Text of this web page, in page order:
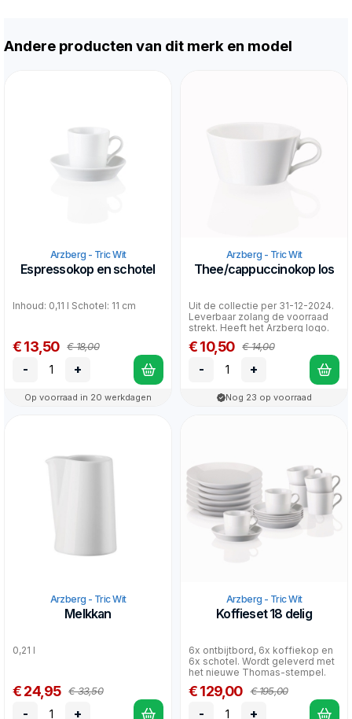
Andere producten van dit merk en model
Arzberg - Tric Wit
Espressokop en schotel
Inhoud: 0,11 l Schotel: 11 cm
€ 13,50 € 18,00
- +
Op voorraad in 20 werkdagen
Arzberg - Tric Wit
Thee/cappuccinokop los
Uit de collectie per 31-12-2024.
Leverbaar zolang de voorraad
strekt. Heeft het Arzberg logo.
€ 10,50 € 14,00
- +
Nog 23 op voorraad
Arzberg - Tric Wit
Melkkan
0,21 l
€ 24,95 € 33,50
- +
Arzberg - Tric Wit
Koffieset 18 delig
6x ontbijtbord, 6x koffiekop en
6x schotel. Wordt geleverd met
het nieuwe Thomas-stempel.
€ 129,00 € 195,00
- +